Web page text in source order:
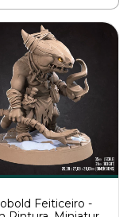
Feiticeiro -